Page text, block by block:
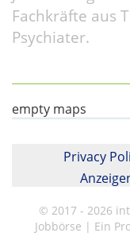
Fachkräfte aus
Psychiater.
empty maps
Privacy
© 2017 - 2026
Jobbörse | Ein